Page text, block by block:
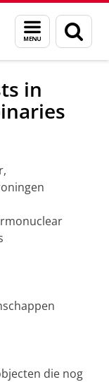
Menu
en
zoeken
in
die nog